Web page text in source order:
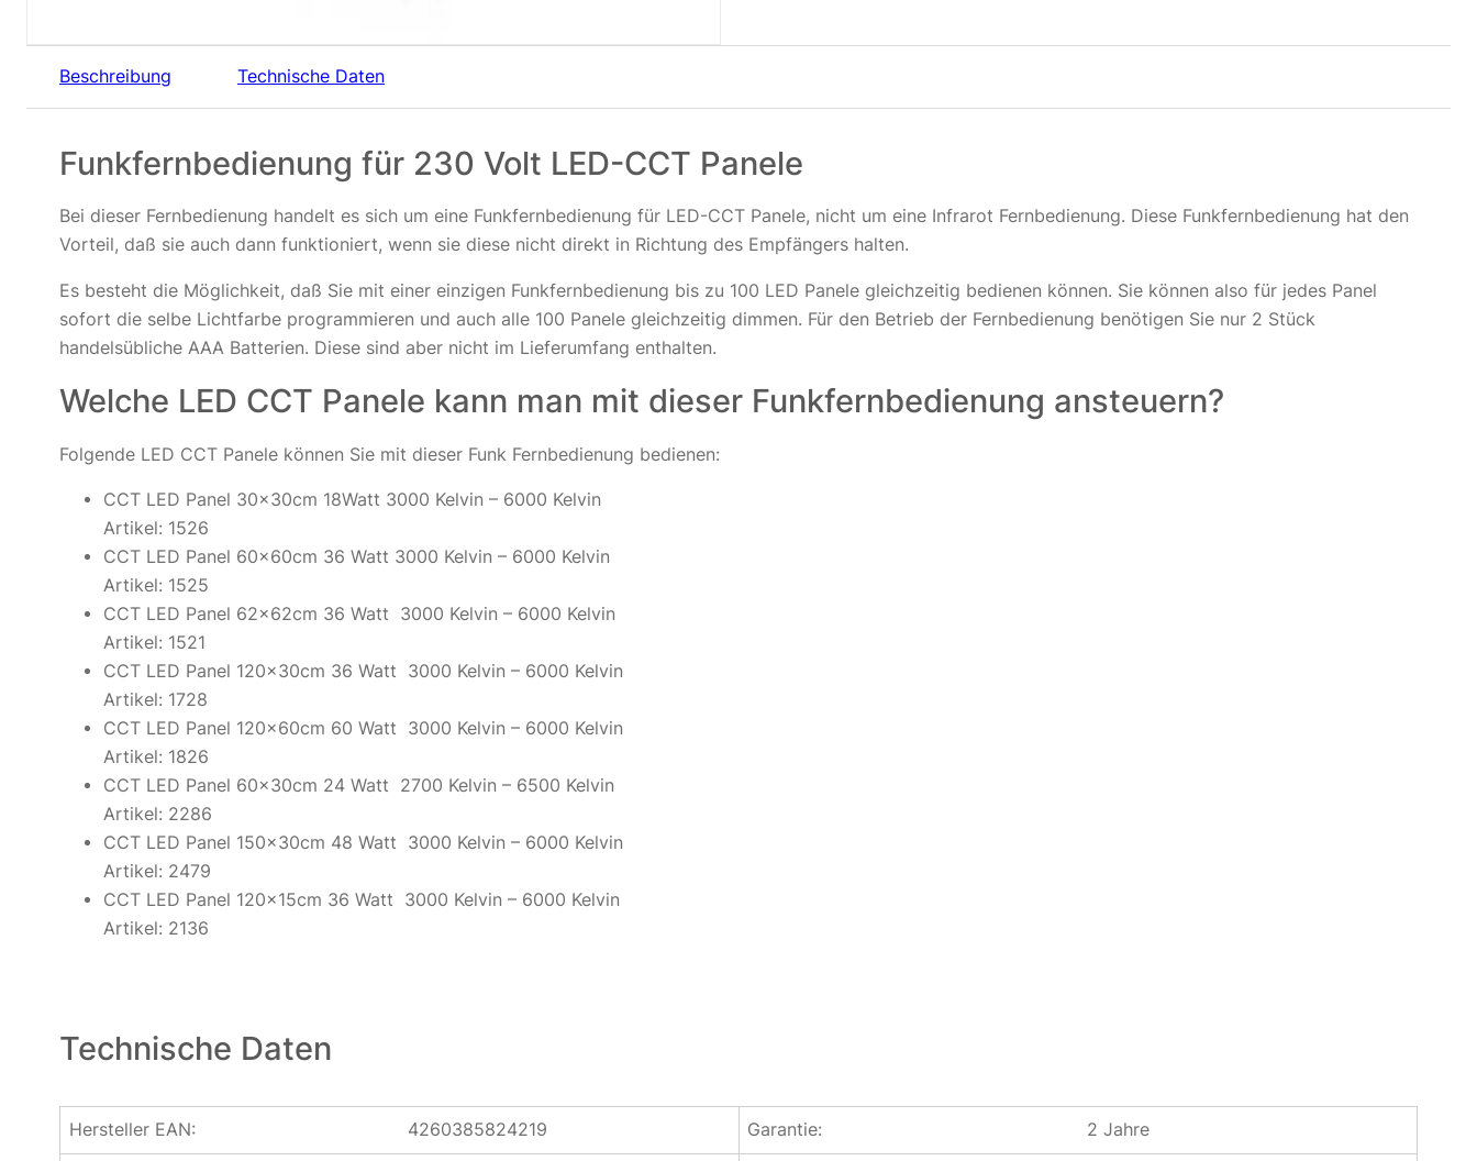
Beschreibung Technische Daten
Funkfernbedienung für 230 Volt LED-CCT Panele
Bei dieser Fernbedienung handelt es sich um eine Funkfernbedienung für LED-CCT Panele, nicht um eine Infrarot Fernbedienung. Diese Funkfernbedienung hat den
Vorteil, daß sie auch dann funktioniert, wenn sie diese nicht direkt in Richtung des Empfängers halten.
Es besteht die Möglichkeit, daß Sie mit einer einzigen Funkfernbedienung bis zu 100 LED Panele gleichzeitig bedienen können. Sie können also für jedes Panel
sofort die selbe Lichtfarbe programmieren und auch alle 100 Panele gleichzeitig dimmen. Für den Betrieb der Fernbedienung benötigen Sie nur 2 Stück
handelsübliche AAA Batterien. Diese sind aber nicht im Lieferumfang enthalten.
Welche LED CCT Panele kann man mit dieser Funkfernbedienung ansteuern?
Folgende LED CCT Panele können Sie mit dieser Funk Fernbedienung bedienen:
CCT LED Panel 30x30cm 18Watt 3000 Kelvin – 6000 Kelvin
Artikel: 1526
CCT LED Panel 60x60cm 36 Watt 3000 Kelvin – 6000 Kelvin
Artikel: 1525
CCT LED Panel 62x62cm 36 Watt 3000 Kelvin – 6000 Kelvin
Artikel: 1521
CCT LED Panel 120x30cm 36 Watt 3000 Kelvin – 6000 Kelvin
Artikel: 1728
CCT LED Panel 120x60cm 60 Watt 3000 Kelvin – 6000 Kelvin
Artikel: 1826
CCT LED Panel 60x30cm 24 Watt 2700 Kelvin – 6500 Kelvin
Artikel: 2286
CCT LED Panel 150x30cm 48 Watt 3000 Kelvin – 6000 Kelvin
Artikel: 2479
CCT LED Panel 120x15cm 36 Watt 3000 Kelvin – 6000 Kelvin
Artikel: 2136
Technische Daten
Hersteller EAN: 4260385824219 Garantie: 2 Jahre